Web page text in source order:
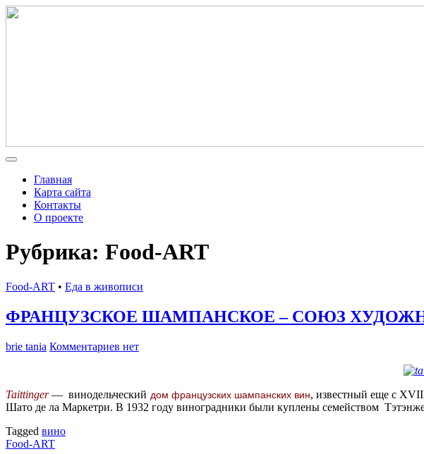
Главная
Карта сайта
Контакты
О проекте
Рубрика: Food-ART
Food-ART • Еда в живописи
ФРАНЦУЗСКОЕ ШАМПАНСКОЕ – СОЮЗ
brie tania Комментариев нет
Taittinger— винодельческий дом французских шампанских вин, известный еще с
Шато де ла Маркетри. В 1932 году виноградники были куплены семейством
Tagged вино
Food-ART